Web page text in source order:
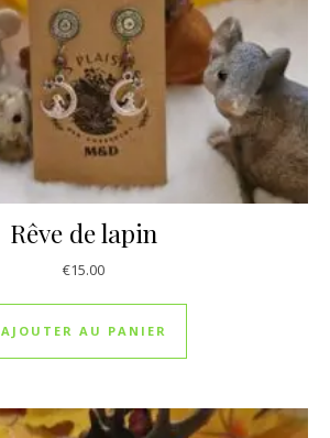
Rêve de lapin
€15.00
AJOUTER AU PANIER